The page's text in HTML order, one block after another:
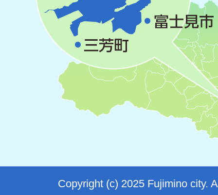
Copyright (c) 2025 Fujimino city.